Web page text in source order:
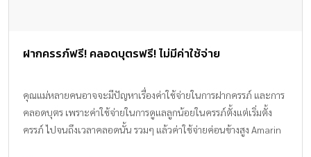
ฝากครรภ์ฟรี! คลอดบุตรฟรี! ไม่มีค่าใช้จ่าย
คุณแม่หลายคนอาจจะมีปัญหาเรื่องค่าใช้จ่ายในการฝากครรภ์ และการ
คลอดบุตร เพราะค่าใช้จ่ายในการดูแลลูกน้อยในครรภ์ตั้งแต่เริ่มตั้ง
ครรภ์ ไปจนถึงเวลาคลอดนั้น รวมๆ แล้วค่าใช้จ่ายค่อนข้างสูง Amarin